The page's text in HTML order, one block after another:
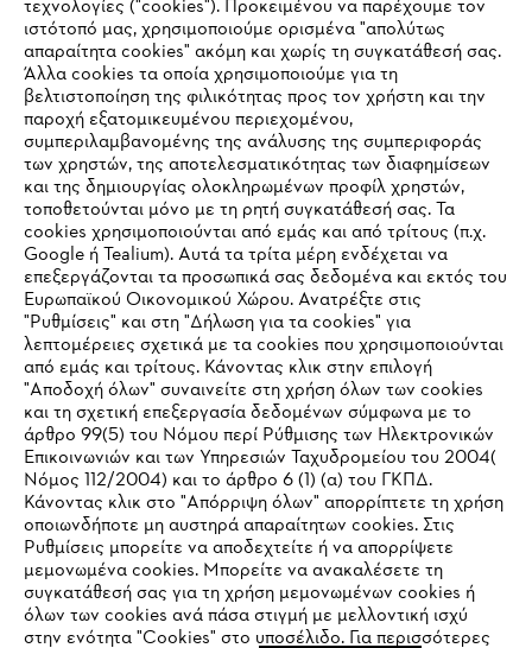
IHR BROWSER WIRD NICHT
UNTERSTÜTZT
Sie nutzen einen Browser, den wir noch nicht unterstützen. Für
eine optimale Nutzung unserer Seite empfehlen wir Ihnen, zu
einem der folgenden Browser zu wechseln:
τεχνολογίες ("cookies"). Προκειμένου να παρέχουμε τον
ιστότοπό μας, χρησιμοποιούμε ορισμένα "απολύτως
απαραίτητα cookies" ακόμη και χωρίς τη συγκατάθεσή σας.
Άλλα cookies τα οποία χρησιμοποιούμε για τη
βελτιστοποίηση της φιλικότητας προς τον χρήστη και την
παροχή εξατομικευμένου περιεχομένου,
συμπεριλαμβανομένης της ανάλυσης της συμπεριφοράς
των χρηστών, της αποτελεσματικότητας των διαφημίσεων
και της δημιουργίας ολοκληρωμένων προφίλ χρηστών,
τοποθετούνται μόνο με τη ρητή συγκατάθεσή σας. Τα
cookies χρησιμοποιούνται από εμάς και από τρίτους (π.χ.
Google ή Tealium). Αυτά τα τρίτα μέρη ενδέχεται να
επεξεργάζονται τα προσωπικά σας δεδομένα και εκτός του
Ευρωπαϊκού Οικονομικού Χώρου. Ανατρέξτε στις
"Ρυθμίσεις" και στη "Δήλωση για τα cookies" για
λεπτομέρειες σχετικά με τα cookies που χρησιμοποιούνται
από εμάς και τρίτους. Κάνοντας κλικ στην επιλογή
"Αποδοχή όλων" συναινείτε στη χρήση όλων των cookies
και τη σχετική επεξεργασία δεδομένων σύμφωνα με το
άρθρο 99(5) του Νόμου περί Ρύθμισης των Ηλεκτρονικών
Επικοινωνιών και των Υπηρεσιών Ταχυδρομείου του 2004(
Νόμος 112/2004) και το άρθρο 6 (1) (α) του ΓΚΠΔ.
Κάνοντας κλικ στο "Απόρριψη όλων" απορρίπτετε τη χρήση
οποιωνδήποτε μη αυστηρά απαραίτητων cookies. Στις
Ρυθμίσεις μπορείτε να αποδεχτείτε ή να απορρίψετε
μεμονωμένα cookies. Μπορείτε να ανακαλέσετε τη
συγκατάθεσή σας για τη χρήση μεμονωμένων cookies ή
όλων των cookies ανά πάσα στιγμή με μελλοντική ισχύ
στην ενότητα "Cookies" στο υποσέλιδο. Για περισσότερες